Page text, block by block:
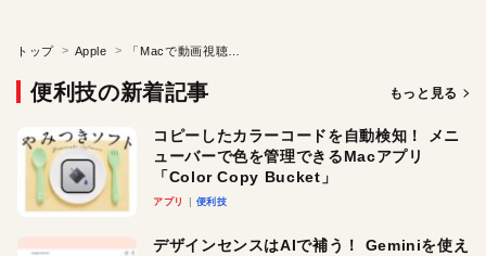
トップ Apple
便利技の新着記事 もっと見る
コピーしたカラーコードを自動検知！ メニ
ューバーで色を管理できるMacアプリ
「Color Copy Bucket」
アプリ 便利技
デザインセンスはAIで補う！ Geminiを使え